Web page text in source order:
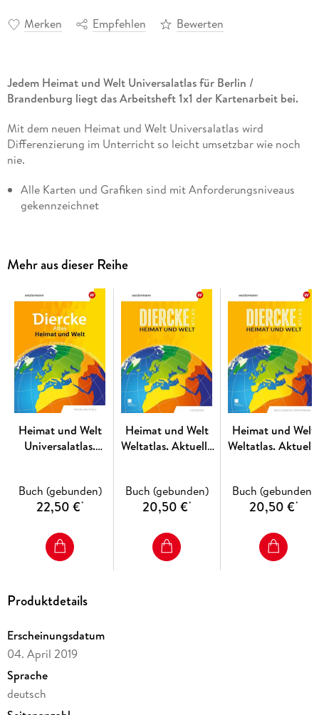
Merken Empfehlen Bewerten
Jedem Heimat und Welt Universalatlas für Berlin /
Brandenburg liegt das Arbeitsheft 1x1 der Kartenarbeit bei.
Mit dem neuen Heimat und Welt Universalatlas wird
Differenzierung im Unterricht so leicht umsetzbar wie noch
nie.
Alle Karten und Grafiken sind mit Anforderungsniveaus
gekennzeichnet
Einfache Kartensprache zum Aufbau eines grundlegenden
Komplett digital verfügbar als BiBox für Lehrer/-innen und
Schüler/-innen
Geographie, Geschichte und Politik
Der Heimat und Welt Universalatlas für Berlin und
Brandenburg enthält zusätzliche Karten zu allen relevanten
Themen des Geschichtsunterrichts. Ein Zeitstrahl hilft dabei,
die abgebildeten Ereignisse in Zeit und Dauer einzuordnen.
Grafische Elemente und Abbildungen am Kartenrand liefern
Lernen Sie unterwestermann. de/heimatundweltalle Details
der Neubearbeitung kennen.
Mehr aus dieser Reihe
Heimat und Welt
Universalatlas.
Buch (gebunden)
22,50 €*
Heimat und Welt
Weltatlas. Aktuelle
Buch (gebunden)
20,50 €*
Heimat und Welt
Weltatlas. Aktuelle
Vorpommern
Buch (gebunden)
20,50 €*
Produktdetails
Erscheinungsdatum
04. April 2019
Sprache
deutsch